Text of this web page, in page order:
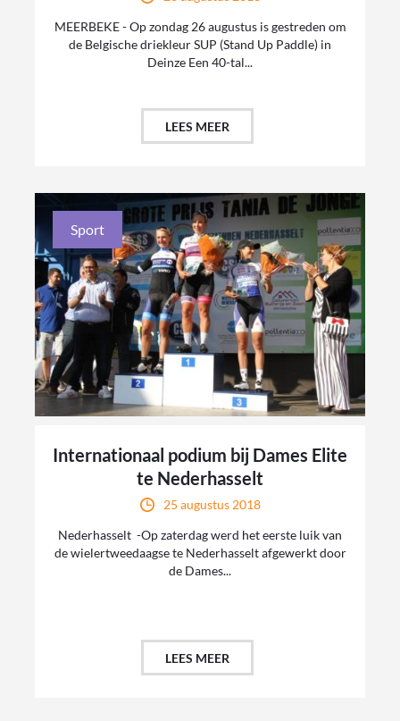
MEERBEKE - Op zondag 26 augustus is gestreden om
de Belgische driekleur SUP (Stand Up Paddle) in
Deinze Een 40-tal...
LEES MEER
Sport
Internationaal podium bij Dames Elite
te Nederhasselt
25 augustus 2018
Nederhasselt -Op zaterdag werd het eerste luik van
de wielertweedaagse te Nederhasselt afgewerkt door
de Dames...
LEES MEER